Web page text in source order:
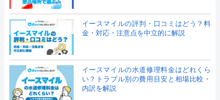
イースマイルの評判・口コミはどう？料
金・対応・注意点を中立的に解説
イースマイルの水道修理料金はどれくら
い？トラブル別の費用目安と相場比較・
内訳を解説